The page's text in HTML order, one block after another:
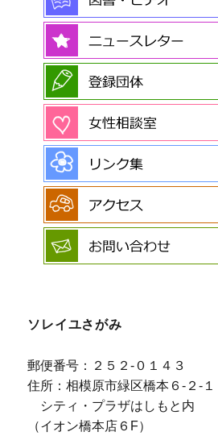
ソレイユさがみ
郵便番号：２５２-０１４３
住所：相模原市緑区橋本６-２-１
シティ・プラザはしもと内
（イオン橋本店６F）